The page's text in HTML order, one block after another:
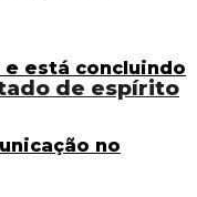
de espírito